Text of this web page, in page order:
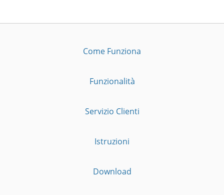
Come Funziona
Funzionalità
Servizio Clienti
Istruzioni
Download